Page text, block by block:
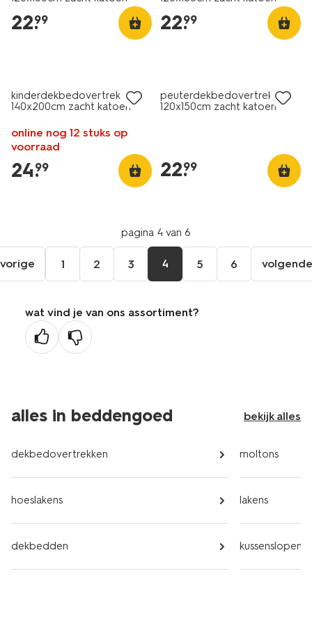
22.
99 22.
99
kinderdekbedovertrek
140x200cm zacht katoen
online nog 12 stuks op
voorraad
24.
99
peuterdekbedovertrek
120x150cm zacht katoen
22.
99
pagina 4 van 6
ga
naar
vorige
pagina
vorige 1 2 3 4 5 6 volgende
wat vind je van ons assortiment?
alles in beddengoed bekijk alles
dekbedovertrekken
hoeslakens
dekbedden
moltons
lakens
kussenslopen